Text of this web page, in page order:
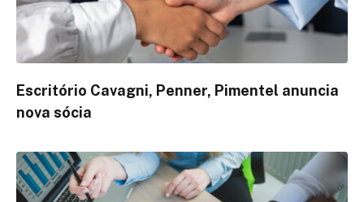
Escritório Cavagni, Penner, Pimentel anuncia
nova sócia